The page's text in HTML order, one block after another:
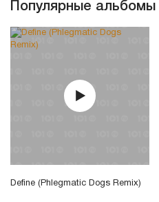
Популярные альбомы
Define (Phlegmatic Dogs Remix)